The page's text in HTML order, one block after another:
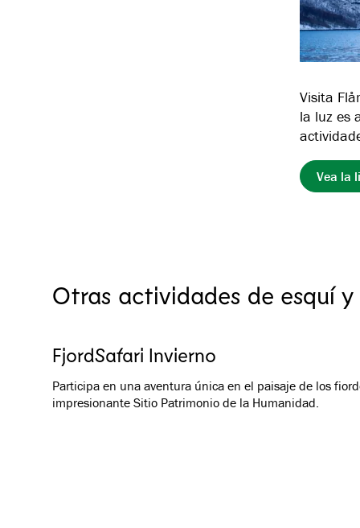
Visita
la luz es
Vea la
Otras actividades de esquí
FjordSafari Invierno
Participa en una aventura única en el paisaje de los
impresionante Sitio Patrimonio de la Humanidad.